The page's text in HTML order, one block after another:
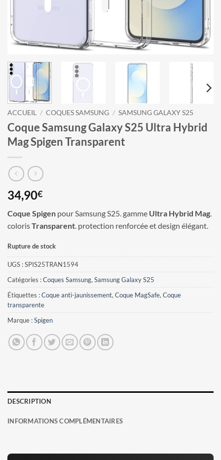
ACCUEIL / COQUES SAMSUNG / SAMSUNG GALAXY S25
Coque Samsung Galaxy S25 Ultra Hybrid
Mag Spigen Transparent
34,90€
Coque Spigen pour Samsung S25. gamme Ultra Hybrid Mag.
colorisTransparent. protection renforcée et design élégant.
Rupture de stock
UGS :SPIS25TRAN1594
Catégories :Coques Samsung, Samsung Galaxy S25
Étiquettes :Coque anti-jaunissement, Coque MagSafe, Coque
transparente
Marque :Spigen
DESCRIPTION
INFORMATIONS COMPLÉMENTAIRES